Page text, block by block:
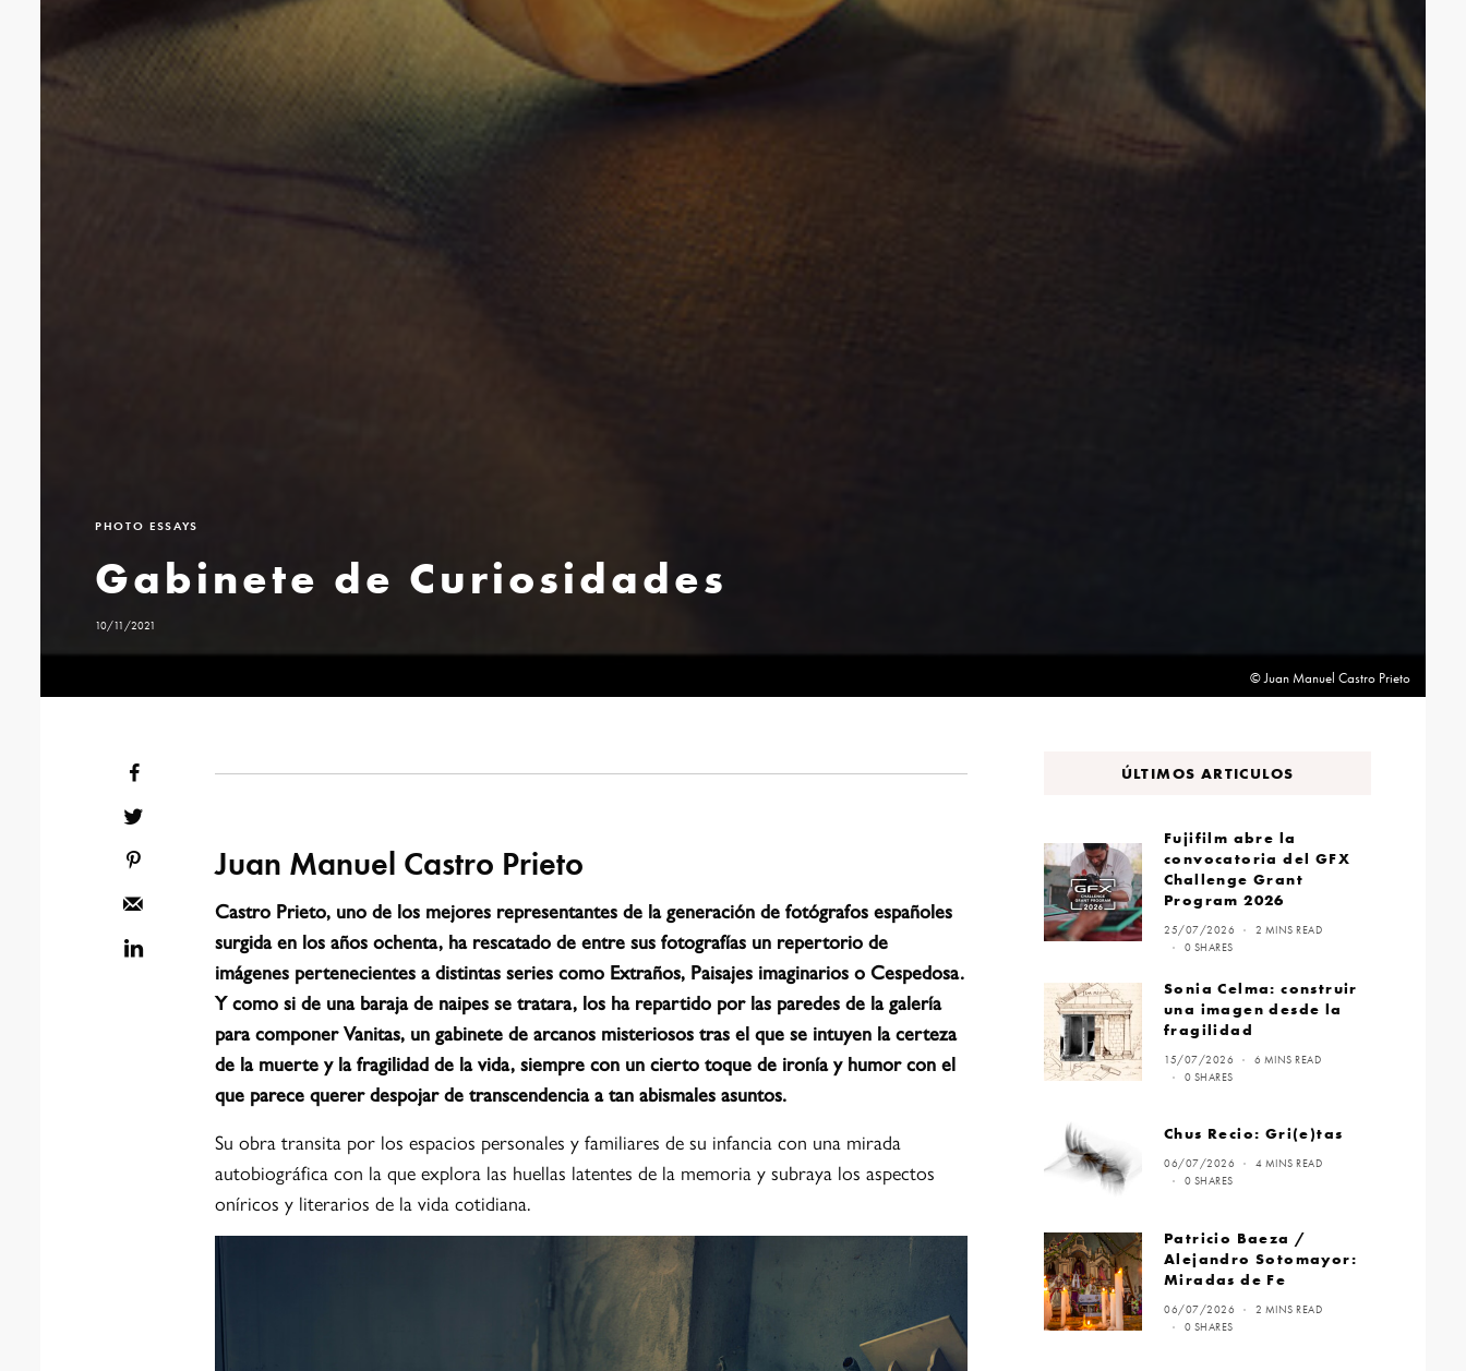
PHOTO ESSAYS
Gabinete de Curiosidades
10/11/2021
© Juan Manuel Castro Prieto
Juan Manuel Castro Prieto
Castro Prieto, uno de los mejores representantes de la generación de fotógrafos españoles
surgida en los años ochenta, ha rescatado de entre sus fotografías un repertorio de
imágenes pertenecientes a distintas series como Extraños, Paisajes imaginarios o Cespedosa.
Y como si de una baraja de naipes se tratara, los ha repartido por las paredes de la galería
para componer Vanitas, un gabinete de arcanos misteriosos tras el que se intuyen la certeza
de la muerte y la fragilidad de la vida, siempre con un cierto toque de ironía y humor con el
que parece querer despojar de transcendencia a tan abismales asuntos.
Su obra transita por los espacios personales y familiares de su infancia con una mirada
autobiográfica con la que explora las huellas latentes de la memoria y subraya los aspectos
oníricos y literarios de la vida cotidiana.
ÚLTIMOS ARTICULOS
Fujifilm abre la
convocatoria del GFX
Challenge Grant
Program 2026
25/07/2026
2 MINS READ
0 SHARES
Sonia Celma: construir
una imagen desde la
fragilidad
15/07/2026
6 MINS READ
0 SHARES
Chus Recio: Gri(e)tas
06/07/2026
4 MINS READ
0 SHARES
Patricio Baeza /
Alejandro Sotomayor:
Miradas de Fe
06/07/2026
2 MINS READ
0 SHARES